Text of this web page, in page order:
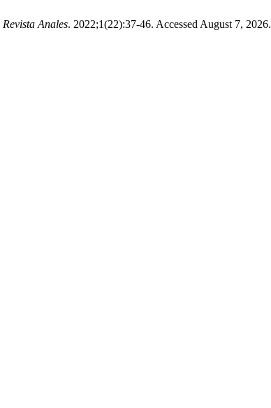
Revista Anales. 2022;1(22):37-46. Accessed August 7, 2026.